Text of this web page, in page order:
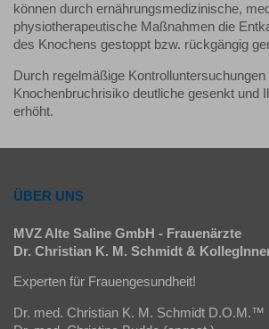
können durch ernährungsmedizinische,
physiotherapeutische Maßnahmen die
des Knochens gestoppt bzw. rückgängig
Durch regelmäßige Kontrolluntersuchungen
Knochenbruchrisiko deutliche gesenkt und
erhöht.
ÜBER UNS
MVZ Alte Saline GmbH - Frauenärzte
Dr. Christian K. M. Schmidt &
Experten für Frauengesundheit!
Dr. med. Christian K. M. Schmidt D.O.M.™